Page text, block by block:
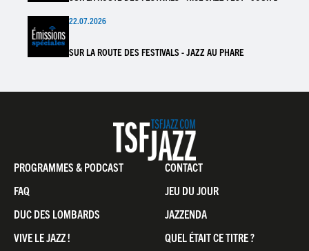
22.07.2026
SUR LA ROUTE DES FESTIVALS - JAZZ AU PHARE
Pied
de
page
PROGRAMMES & PODCAST
CONTACT
FAQ
JEU DU JOUR
DUC DES LOMBARDS
JAZZENDA
VIVE LE JAZZ !
QUEL ÉTAIT CE TITRE ?